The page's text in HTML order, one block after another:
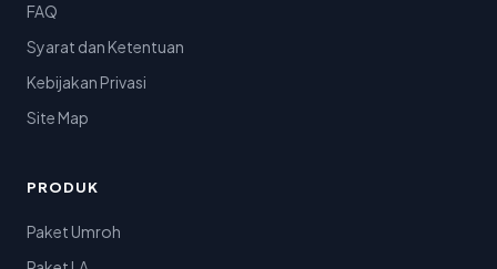
FAQ
Syarat dan Ketentuan
Kebijakan Privasi
Site Map
PRODUK
Paket Umroh